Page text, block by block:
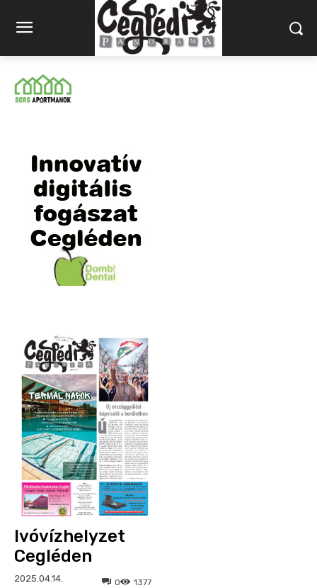
Ivóvízhelyzet
Cegléden
2025.04.14. 1377
0